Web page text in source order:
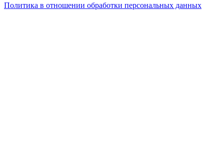
Политика в отношении обработки персональных данных